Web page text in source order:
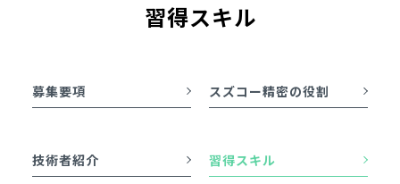
習得スキル
募集要項 スズコー精密の役割
技術者紹介 習得スキル